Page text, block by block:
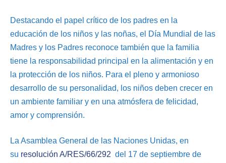
Destacando el papel crítico de los padres en la
educación de los niños y las noñas, el Día Mundial de las
Madres y los Padres reconoce también que la familia
tiene la responsabilidad principal en la alimentación y en
la protección de los niños. Para el pleno y armonioso
desarrollo de su personalidad, los niños deben crecer en
un ambiente familiar y en una atmósfera de felicidad,
amor y comprensión.
La Asamblea General de las Naciones Unidas, en
su resolución A/RES/66/292 del 17 de septiembre de